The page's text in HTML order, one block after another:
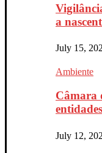
a
July 15,
Ambiente
Câmara
July 12,